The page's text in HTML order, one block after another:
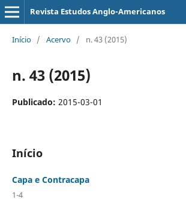
Revista Estudos Anglo-Americanos
Início / Acervo / n. 43 (2015)
n. 43 (2015)
Publicado: 2015-03-01
Início
Capa e Contracapa
1-4